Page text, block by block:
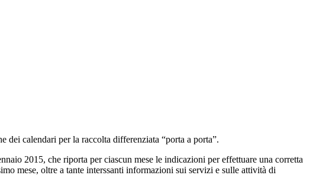
calendari per la raccolta differenziata “porta a porta”.
2015, che riporta per ciascun mese le indicazioni per effettuare una corretta
mese, oltre a tante interssanti informazioni sui servizi e sulle attività di